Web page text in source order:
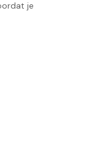
je